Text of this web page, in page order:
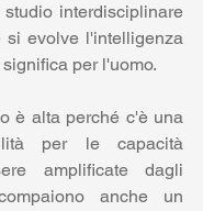
interdisciplinare
si evolve l'intelligenza
per l'uomo.
è alta perché c'è una
per le capacità
amplificate dagli
anche un